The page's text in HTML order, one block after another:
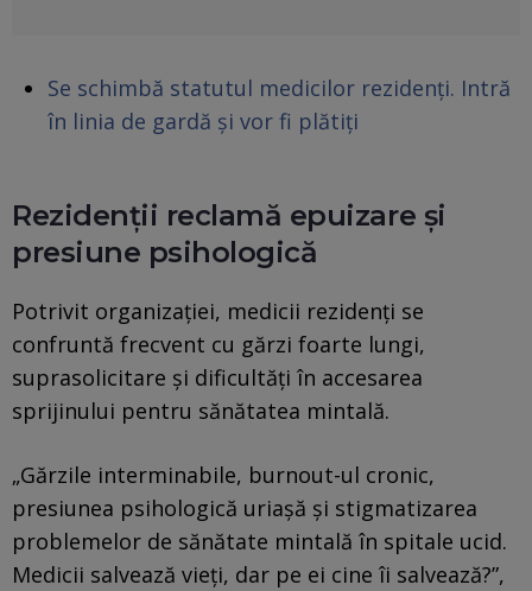
Se schimbă statutul medicilor rezidenți. Intră
în linia de gardă și vor fi plătiți
Rezidenții reclamă epuizare și
presiune psihologică
Potrivit organizației, medicii rezidenți se
confruntă frecvent cu gărzi foarte lungi,
suprasolicitare și dificultăți în accesarea
sprijinului pentru sănătatea mintală.
„Gărzile interminabile, burnout-ul cronic,
presiunea psihologică uriașă și stigmatizarea
problemelor de sănătate mintală în spitale ucid.
Medicii salvează vieți, dar pe ei cine îi salvează?”,